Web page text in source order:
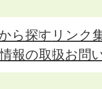
ら探す リンク
報の取扱お問